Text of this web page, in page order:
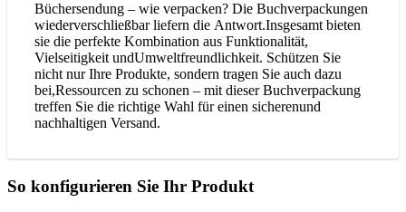
Büchersendung – wie verpacken? Die Buchverpackungen
wiederverschließbar liefern die Antwort.Insgesamt bieten
sie die perfekte Kombination aus Funktionalität,
Vielseitigkeit undUmweltfreundlichkeit. Schützen Sie
nicht nur Ihre Produkte, sondern tragen Sie auch dazu
bei,Ressourcen zu schonen – mit dieser Buchverpackung
treffen Sie die richtige Wahl für einen sicherenund
nachhaltigen Versand.
So konfigurieren Sie Ihr Produkt